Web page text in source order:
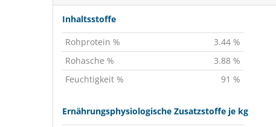
Inhaltsstoffe
Rohprotein %
3.44 %
Rohasche %
3.88 %
Feuchtigkeit %
91 %
Ernährungsphysiologische Zusatzstoffe je kg